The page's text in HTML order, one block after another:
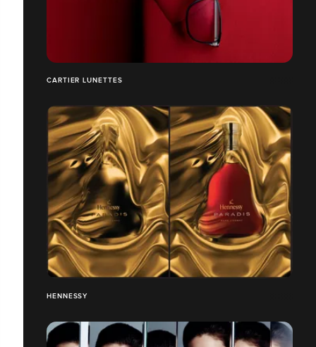
CARTIER LUNETTES
HENNESSY